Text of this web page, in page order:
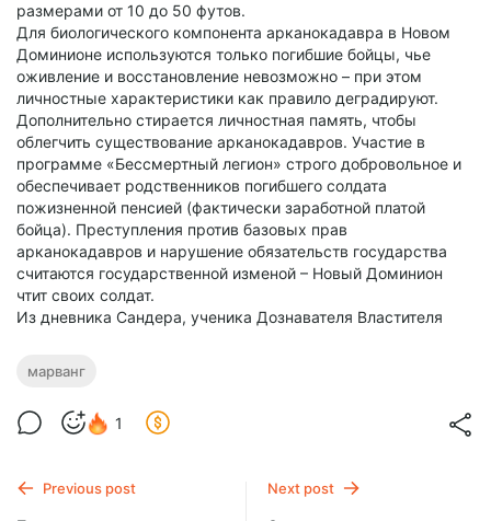
размерами от 10 до 50 футов.
Для биологического компонента арканокадавра в Новом
Доминионе используются только погибшие бойцы, чье
оживление и восстановление невозможно – при этом
личностные характеристики как правило деградируют.
Дополнительно стирается личностная память, чтобы
облегчить существование арканокадавров. Участие в
программе «Бессмертный легион» строго добровольное и
обеспечивает родственников погибшего солдата
пожизненной пенсией (фактически заработной платой
бойца). Преступления против базовых прав
арканокадавров и нарушение обязательств государства
считаются государственной изменой – Новый Доминион
чтит своих солдат.
Из дневника Сандера, ученика Дознавателя Властителя
марванг
1
Previous post Next post